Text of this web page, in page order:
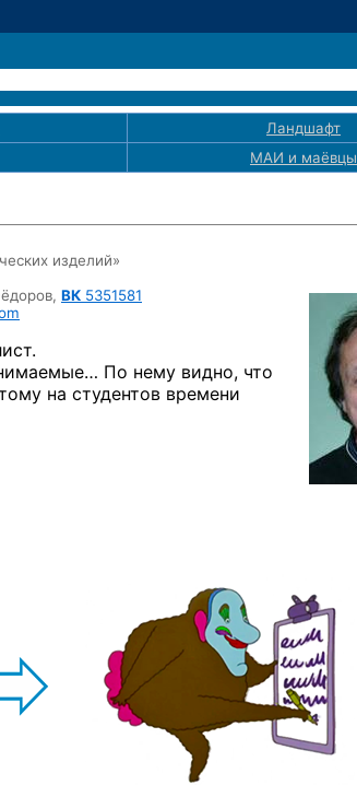
Ландшафт
МАИ и маёвцы
изделий»
ВК 5351581
По нему видно, что
на студентов времени